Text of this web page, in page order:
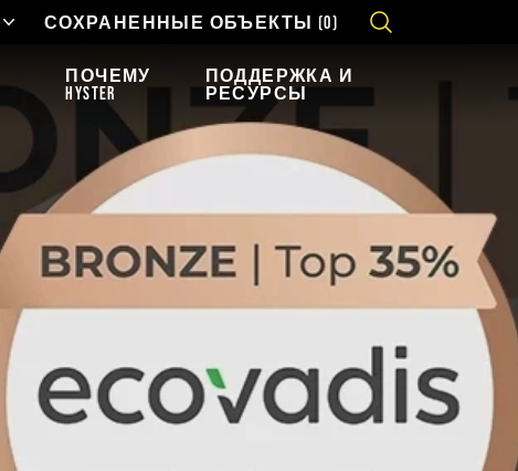
СОХРАНЕННЫЕ ОБЪЕКТЫ (0)
ПОЧЕМУ
HYSTER
ПОДДЕРЖКА И
РЕСУРСЫ